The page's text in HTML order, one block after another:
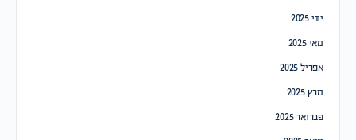
יוני 2025
מאי 2025
אפריל 2025
מרץ 2025
פברואר 2025